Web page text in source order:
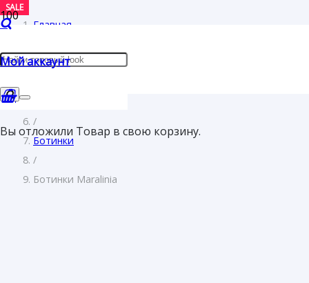
Мой аккаунт
Вы отложили Товар в свою корзину.
Главная
Женщинам
/
Ботинки
/
Ботинки Maralinia
SALE
SALE
SALE
SALE
SALE